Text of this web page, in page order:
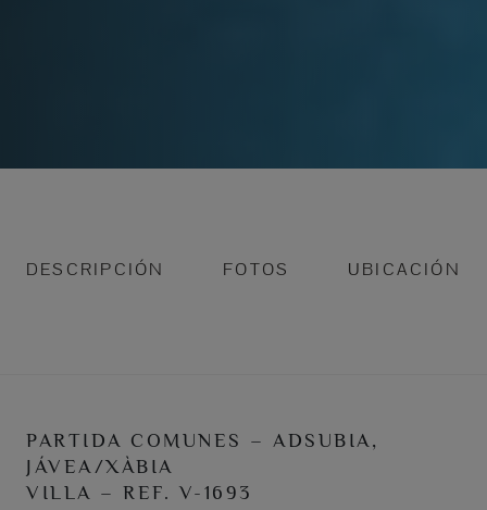
DESCRIPCIÓN FOTOS UBICACIÓN
PARTIDA COMUNES – ADSUBIA,
JÁVEA/XÀBIA
VILLA – REF. V-1693